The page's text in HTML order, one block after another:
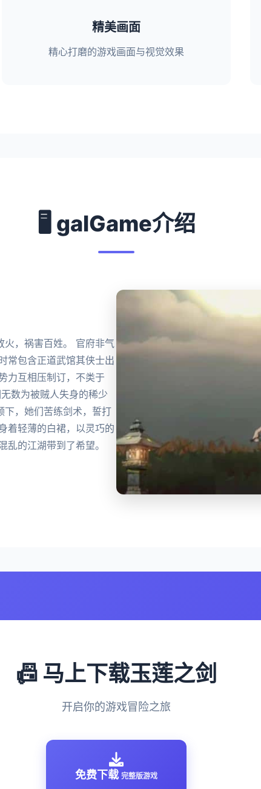
精美画面
精心打磨的游戏画面与视觉效果
🖥️ galGame介绍
火，祸害百姓。 官府非气
常包含正道武馆其侠士出
力互相压制订，不类于
数为被贼人失身的稀少
下，她们苦练剑术，誓打
着轻薄的白裙，以灵巧的
的江湖带到了希望。
📠 马上下载玉莲之剑
开启你的游戏冒险之旅
免费下载 完整版游戏